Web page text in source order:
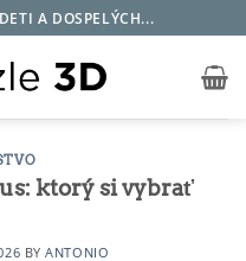
A DOSPELÝCH...
ktorý si vybrať
BYANTONIO